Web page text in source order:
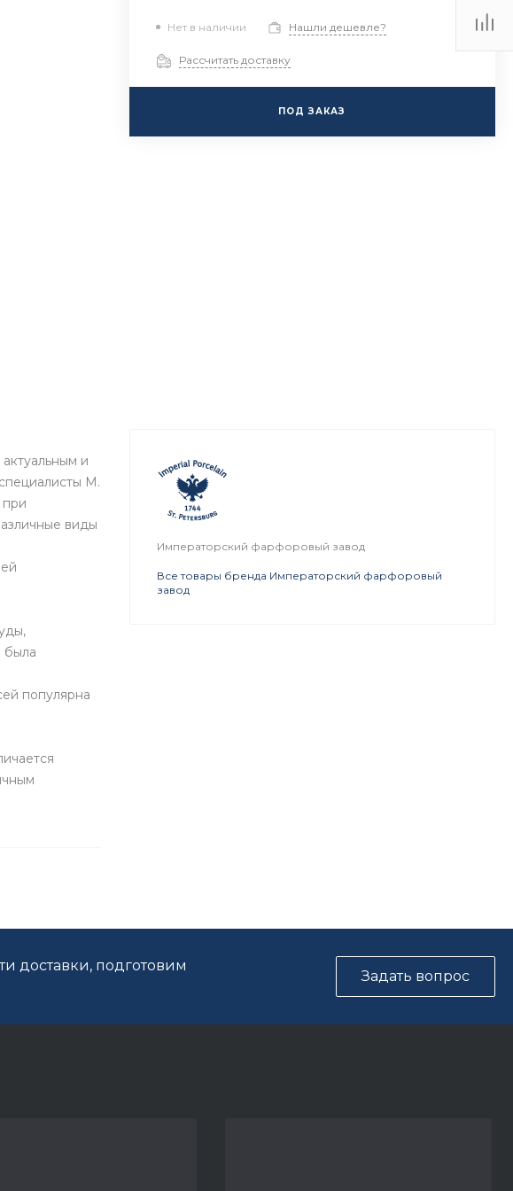
Нет в наличии Нашли дешевле?
Рассчитать доставку
ПОД ЗАКАЗ
и
М.
виды
была
популярна
Императорский фарфоровый завод
Все товары бренда Императорский фарфоровый
завод
доставки, подготовим
Задать вопрос